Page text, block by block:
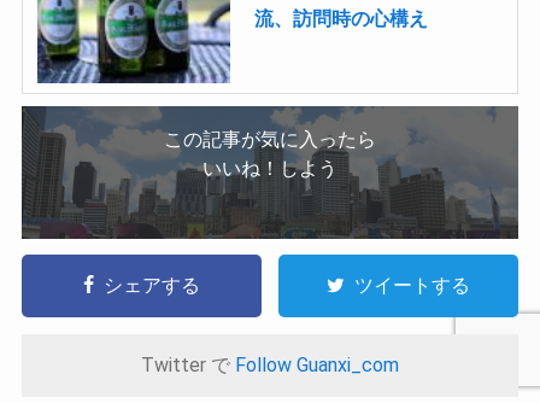
流、訪問時の心構え
この記事が気に入ったら
いいね！しよう
シェアする ツイートする
Twitter で Follow Guanxi_com